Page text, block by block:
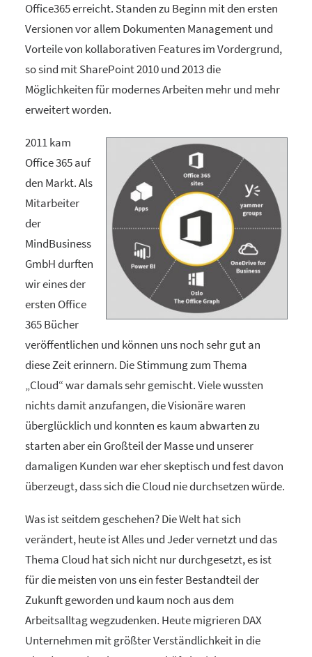
Office365 erreicht. Standen zu Beginn mit den ersten
Versionen vor allem Dokumenten Management und
Vorteile von kollaborativen Features im Vordergrund,
so sind mit SharePoint 2010 und 2013 die
Möglichkeiten für modernes Arbeiten mehr und mehr
erweitert worden.
2011 kam
Office 365 auf
den Markt. Als
Mitarbeiter
der
MindBusiness
GmbH durften
wir eines der
ersten Office
365 Bücher
veröffentlichen und können uns noch sehr gut an
diese Zeit erinnern. Die Stimmung zum Thema
„Cloud“ war damals sehr gemischt. Viele wussten
nichts damit anzufangen, die Visionäre waren
überglücklich und konnten es kaum abwarten zu
starten aber ein Großteil der Masse und unserer
damaligen Kunden war eher skeptisch und fest davon
überzeugt, dass sich die Cloud nie durchsetzen würde.
Was ist seitdem geschehen? Die Welt hat sich
verändert, heute ist Alles und Jeder vernetzt und das
Thema Cloud hat sich nicht nur durchgesetzt, es ist
für die meisten von uns ein fester Bestandteil der
Zukunft geworden und kaum noch aus dem
Arbeitsalltag wegzudenken. Heute migrieren DAX
Unternehmen mit größter Verständlichkeit in die